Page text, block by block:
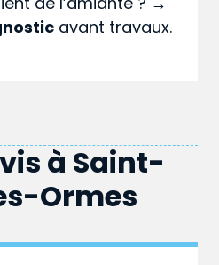
avant travaux.
à Saint-
Ormes